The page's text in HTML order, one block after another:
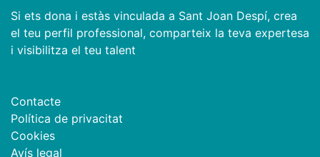
Si ets dona i estàs vinculada a Sant Joan Despí, crea
el teu perfil professional, comparteix la teva expertesa
i visibilitza el teu talent
Contacte
Política de privacitat
Cookies
Avís legal